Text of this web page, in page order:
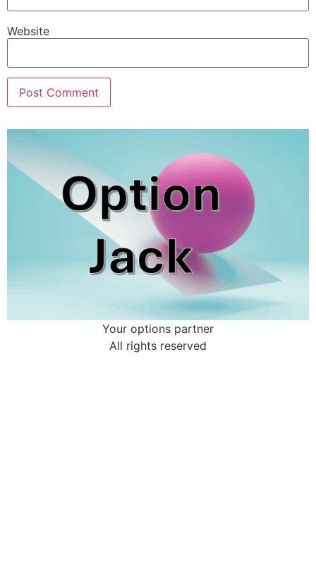
Website
Your options partner
All rights reserved